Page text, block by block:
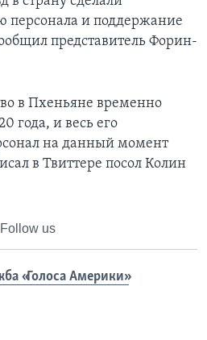
персонала и поддержание
представитель Форин-
в Пхеньяне временно
года, и весь его
на данный момент
в Твиттере посол Колин
Follow us
«Голоса Америки»